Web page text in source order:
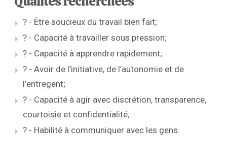
? - Être soucieux du travail bien fait;
? - Capacité à travailler sous pression;
? - Capacité à apprendre rapidement;
? - Avoir de l’initiative, de l’autonomie et de
l’entregent;
? - Capacité à agir avec discrétion, transparence,
courtoisie et confidentialité;
? - Habilité à communiquer avec les gens.